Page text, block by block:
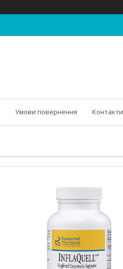
Умови повернення Контакти